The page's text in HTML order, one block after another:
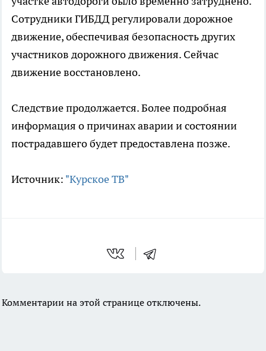
Сотрудники ГИБДД регулировали дорожное
движение, обеспечивая безопасность других
участников дорожного движения. Сейчас
движение восстановлено.
Следствие продолжается. Более подробная
информация о причинах аварии и состоянии
пострадавшего будет предоставлена позже.
Источник: "Курское ТВ"
Комментарии на этой странице отключены.